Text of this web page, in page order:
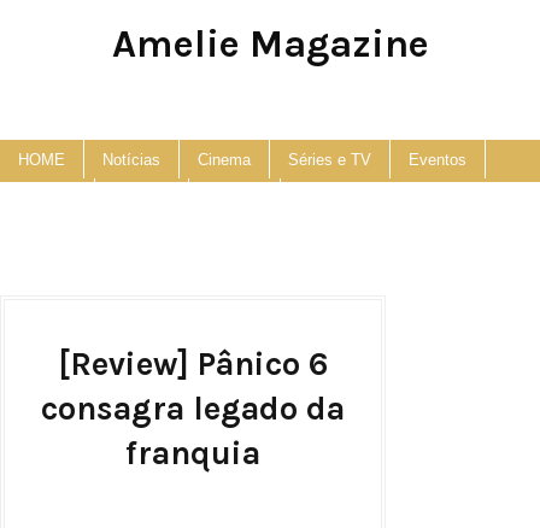
Amelie Magazine
HOME Notícias Cinema Séries e TV Eventos
[Review] Pânico 6
consagra legado da
franquia